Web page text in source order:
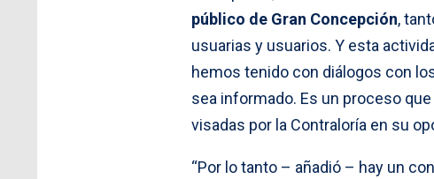
público de Gran Concepción,
usuarias y usuarios. Y esta
hemos tenido con diálogos con
sea informado. Es un proceso
visadas por la Contraloría en su
“Por lo tanto – añadió – hay un